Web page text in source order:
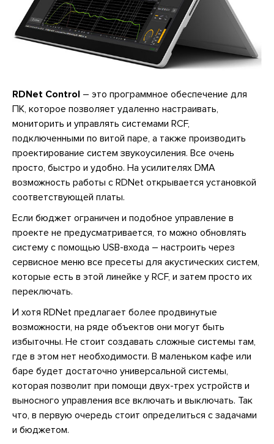
RDNet Control – это программное обеспечение для
ПК, которое позволяет удаленно настраивать,
мониторить и управлять системами RCF,
подключенными по витой паре, а также производить
проектирование систем звукоусиления. Все очень
просто, быстро и удобно. На усилителях DMA
возможность работы с RDNet открывается установкой
соответствующей платы.
Если бюджет ограничен и подобное управление в
проекте не предусматривается, то можно обновлять
систему с помощью USB-входа – настроить через
сервисное меню все пресеты для акустических систем,
которые есть в этой линейке у RCF, и затем просто их
переключать.
И хотя RDNet предлагает более продвинутые
возможности, на ряде объектов они могут быть
избыточны. Не стоит создавать сложные системы там,
где в этом нет необходимости. В маленьком кафе или
баре будет достаточно универсальной системы,
которая позволит при помощи двух-трех устройств и
выносного управления все включать и выключать. Так
что, в первую очередь стоит определиться с задачами
и бюджетом.